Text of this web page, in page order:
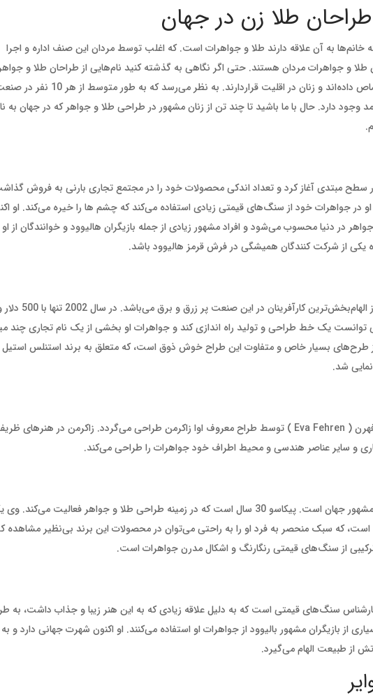
طلا زن در جهان
خانم‌ها به آن علاقه دارند طلا و جواهرات است. که اغلب توسط مردان این صنف اداره و اجرا
و جواهرات مردان هستند. حتی اگر نگاهی به گذشته کنید نام‌هایی از طراحان طلا و
تاریخ را مردان به خود اختصاص داده‌اند و زنان در اقلیت قراردارند. به نظر
وجود دارد. حال با ما باشید تا چند تن از زنان مشهور در طراحی طلا و جواهر که در جهان به
کار خود را در سطح مبتدی آغاز کرد و تعداد اندکی محصولات خود را در مجتمع تجاری بارنی به فروش
در جواهرات خود از سنگ‌های قیمتی زیادی استفاده می‌کند که چشم ها را خیره می‌کند. او
در دنیا محسوب می‌شود و افراد مشهور زیادی از جمله بازیگران هالیوود و خوانندگان از
از شرکت کنندگان همیشگی در فرش قرمز هالیوود باشد.
این طراح اهل آمریکا، یکی از الهام‌بخش‌ترین کارآفرینان در این صنعت پر زرق و برق می‌باشد. در
یک خط طراحی و تولید راه اندازی کند و جواهرات او بخشی از یک نام تجاری چند
از طرح‌های بسیار خاص و متفاوت این طراح خوش ذوق است، که متعلق به برند استنلس استیل
(
Eva Fehren ) توسط طراح معروف اوا زاکرمن طراحی می‌گردد. زاکرمن در هنرهای
و سایر عناصر هندسی و محیط اطراف خود جواهرات را طراحی می‌کند.
او دختر پابلو پیکاسو نقاش مشهور جهان است. پیکاسو 30 سال است که در زمینه طراحی طلا و جواهر فعالیت
است، که سبک منحصر به فرد او را به راحتی می‌توان در محصولات این برند بی‌نظیر مشاهده
از سنگ‌های قیمتی رنگارنگ و اشکال مدرن جواهرات است.
سنگ‌های قیمتی است که به دلیل علاقه زیادی که به این هنر زیبا و جذاب داشت، به
از بازیگران مشهور بالیوود از جواهرات او استفاده می‌کنند. او اکنون شهرت جهانی دارد و
از طبیعت الهام می‌گیرد.